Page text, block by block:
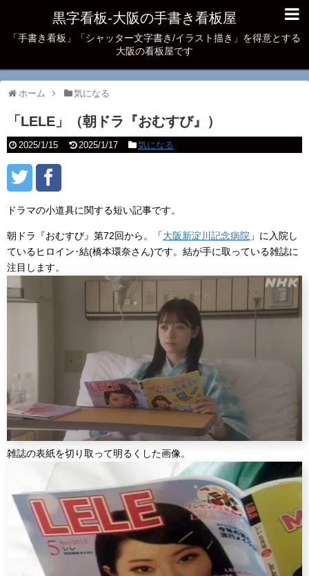
黒字看板‐大阪の手書き看板屋
「手書き看板」「シャッター文字書き/イラスト描き」を得意とする
大阪の看板屋です
ホーム 気になる
「LELE」（朝ドラ『おむすび』）
2025/1/15 2025/1/17 気になる
ドラマの小道具に関する短い記事です。
朝ドラ『おむすび』第72回から。「大阪新淀川記念病院 」に入院し
ているヒロイン･結(橋本環奈さん)です。結が手に取っている雑誌に
注目します。
雑誌の表紙を切り取って明るくした画像。